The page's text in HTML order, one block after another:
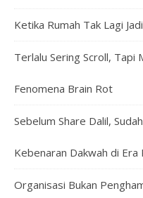
Ketika Rumah Tak Lagi
Terlalu Sering Scroll, Tapi
Fenomena Brain Rot
Sebelum Share Dalil,
Kebenaran Dakwah di Era
Organisasi Bukan